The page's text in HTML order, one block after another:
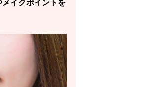
イクポイントを